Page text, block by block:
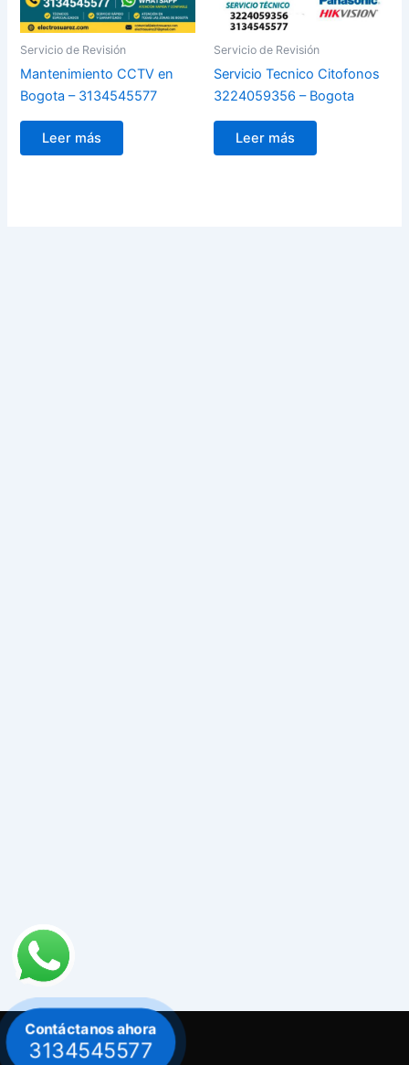
Servicio de Revisión
Mantenimiento CCTV en
Bogota – 3134545577
Leer más
Servicio de Revisión
Servicio Tecnico Citofonos
3224059356 – Bogota
Leer más
Contáctanos ahora
3134545577